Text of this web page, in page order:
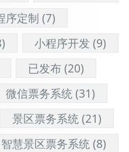
序定制 (7)
小程序开发 (9)
已发布(20)
微信票务系统(31)
景区票务系统(21)
智慧景区票务系统(8)